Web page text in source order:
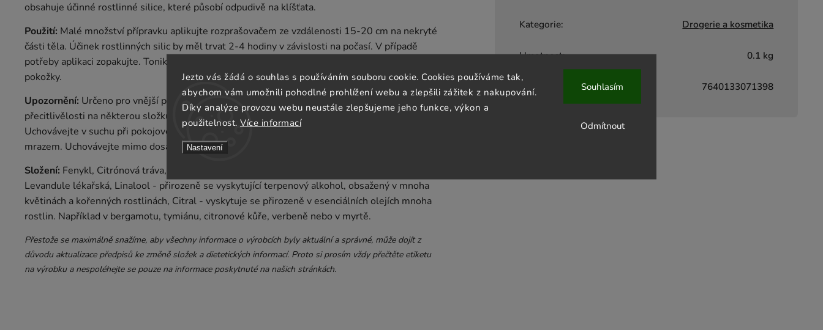
Jezto vás žádá o souhlas s používáním souboru cookie. Cookies používáme tak,
abychom vám umožnili pohodlné prohlížení webu a zlepšili zážitek z nakupování.
Díky analýze provozu webu neustále zlepšujeme jeho funkce, výkon a
použitelnost. Více informací
Nastavení
Odmítnout
Souhlasím
obsahuje účinné rostlinné silice, které působí odpudivě na klíšťata.
Použití: Malé množství přípravku aplikujte rozprašovačem ze vzdálenosti 15-20 cm na nekryté
části těla. Účinek rostlinných silic by měl trvat 2-4 hodiny v závislosti na počasí. V případě
potřeby aplikaci zopakujte. Tonikum je vhodné ke každodennímu použití, pro všechny typy
pokožky.
Upozornění: Určeno pro vnější použití. Zabraňte vniknutí do očí. Nepoužívejte při známé
přecitlivělosti na některou složku přípravku. Dermatologicky testované. Originální receptura.
Uchovávejte v suchu při pokojové teplotě. Neskladujte na přímém slunci. Chraňte před
mrazem. Uchovávejte mimo dosah dětí. Nevhodné pro děti do 3 let.
Složení: Fenykl, Citrónová tráva, Eukalyptus, Máta, Výtažek z květů Sophora Japonica,
Levandule lékařská, Linalool - přirozeně se vyskytující terpenový alkohol, obsažený v mnoha
květinách a kořenných rostlinách, Citral - vyskytuje se přirozeně v esenciálních olejích mnoha
rostlin. Například v bergamotu, tymiánu, citronové kůře, verbeně nebo v myrtě.
Přestože se maximálně snažíme, aby všechny informace o výrobcích byly aktuální a správné, může dojít z
důvodu aktualizace předpisů ke změně složek a dietetických informací. Proto si prosím vždy přečtěte etiketu
na výrobku a nespoléhejte se pouze na informace poskytnuté na našich stránkách.
Kategorie: Drogerie a kosmetika
Hmotnost: 0.1 kg
EAN 7640133071398